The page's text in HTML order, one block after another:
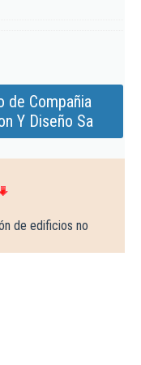
de Compañia
Y Diseño Sa
de edificios no